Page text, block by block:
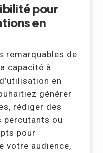
pour
en
remarquables de
capacité à
en
générer
rédiger des
percutants ou
pour
votre audience,